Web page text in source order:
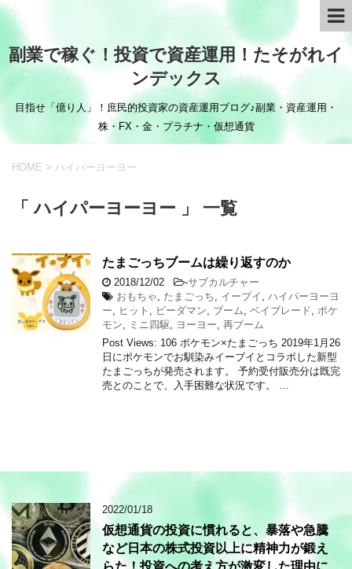
副業で稼ぐ！投資で資産運用！たそがれイ
ンデックス
目指せ「億り人」！庶民的投資家の資産運用ブログ♪副業・資産運用・
株・FX・金・プラチナ・仮想通貨
HOME > ハイパーヨーヨー
「 ハイパーヨーヨー 」 一覧
たまごっちブームは繰り返すのか
2018/12/02 -サブカルチャー
おもちゃ
たまごっち イーブイ
ハイパーヨーヨ
ー
ヒット ビーダマン ブーム ベイブレード
ポケ
モン
ミニ四駆 ヨーヨー 再ブーム
Post Views: 106 ポケモン×たまごっち 2019年1月26
日にポケモンでお馴染みイーブイとコラボした新型
たまごっちが発売されます。 予約受付販売分は既完
売とのことで、入手困難な状況です。 …
2022/01/18
仮想通貨の投資に慣れると、暴落や急騰
など日本の株式投資以上に精神力が鍛え
らた！投資への考え方が激変した理由に